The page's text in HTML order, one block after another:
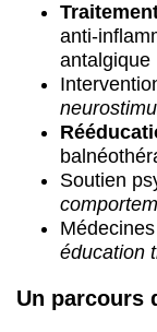
anti-
antalgique
Soutien
éducation
Un parcours